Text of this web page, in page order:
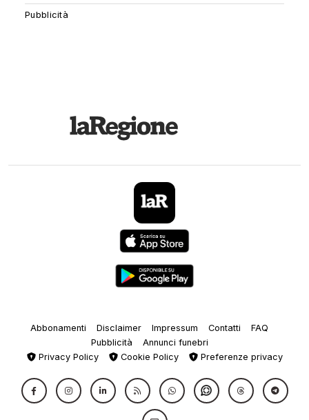
Abbonamenti Disclaimer Impressum Contatti
FAQ
Pubblicità
Annunci funebri
Privacy Policy
Cookie Policy Preferenze privacy